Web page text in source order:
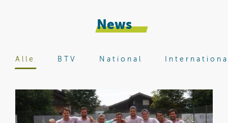
News
Alle BTV National